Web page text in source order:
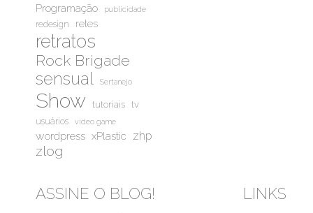
Programação publicidade
redesign retes
retratos
Rock Brigade
sensual Sertanejo
Show tutoriais tv
usuários video game
wordpress xPlastic zhp
zlog
ASSINE O BLOG! LINKS